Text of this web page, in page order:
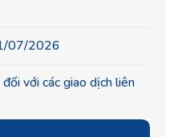
07/2026
với các giao dịch liên